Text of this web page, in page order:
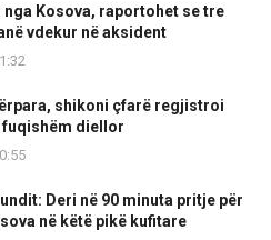
nga Kosova, raportohet se tre
vdekur në aksident
shikoni çfarë regjistroi
diellor
Deri në 90 minuta pritje për
në këtë pikë kufitare